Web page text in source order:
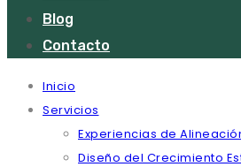
Blog
Contacto
Inicio
Servicios
Experiencias de
Diseño del Crecimiento